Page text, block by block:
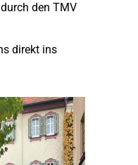
den TMV
direkt ins